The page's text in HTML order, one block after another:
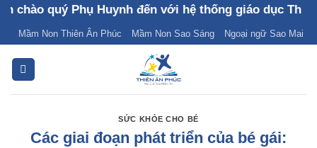
Chuyển
nội
dung
quý Phụ Huynh đến với hệ thống giáo dục Thiên Ân
Mầm Non Thiên Ân Phúc Mầm Non Sao Sáng Ngoại ngữ Sao Mai
SỨC KHỎE CHO BÉ
Các giai đoạn phát triển của bé gái: